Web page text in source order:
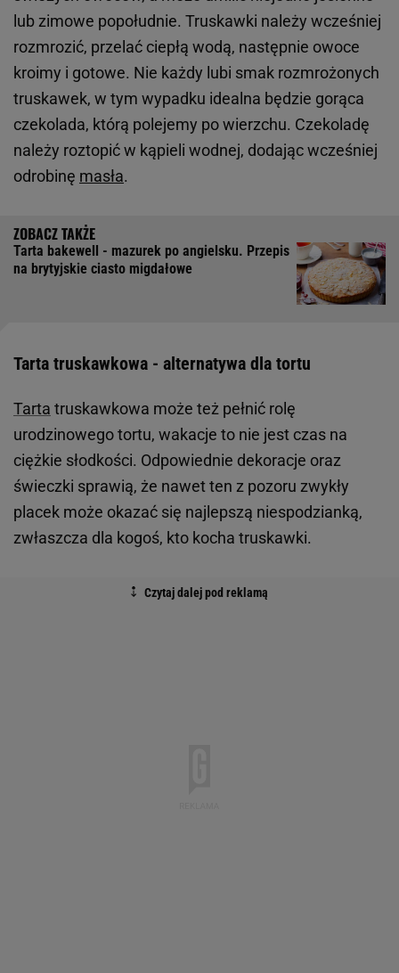
lub zimowe popołudnie. Truskawki należy wcześniej
rozmrozić, przelać ciepłą wodą, następnie owoce
kroimy i gotowe. Nie każdy lubi smak rozmrożonych
truskawek, w tym wypadku idealna będzie gorąca
czekolada, którą polejemy po wierzchu. Czekoladę
należy roztopić w kąpieli wodnej, dodając wcześniej
odrobinę masła.
Tarta bakewell - mazurek po angielsku. Przepis
na brytyjskie ciasto migdałowe
Tarta truskawkowa - alternatywa dla tortu
Tarta truskawkowa może też pełnić rolę
urodzinowego tortu, wakacje to nie jest czas na
ciężkie słodkości. Odpowiednie dekoracje oraz
świeczki sprawią, że nawet ten z pozoru zwykły
placek może okazać się najlepszą niespodzianką,
zwłaszcza dla kogoś, kto kocha truskawki.